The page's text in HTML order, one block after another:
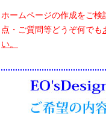
ホームページの作成をご検
点・ご質問等どうぞ何でも
い。